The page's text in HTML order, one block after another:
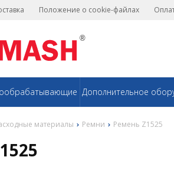
Положение о cookie-файлах
Дополнительное
материалы Ремни Ремень Z1525